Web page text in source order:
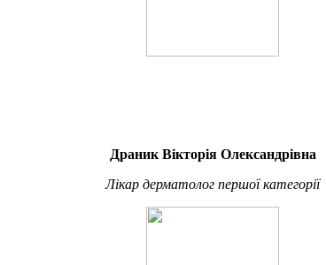
Драник Вікторія Олександрівна
Лікар дерматолог першої категорії